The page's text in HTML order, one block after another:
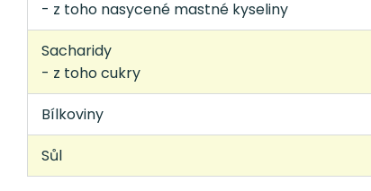
- z toho nasycené mastné kyseliny
Sacharidy
- z toho cukry
Bílkoviny
Sůl